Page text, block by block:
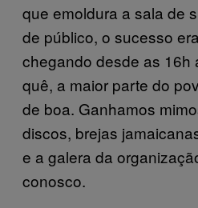
que emoldura a sala de
de público, o sucesso
chegando desde as 16h
quê, a maior parte do
de boa. Ganhamos
discos, brejas
e a galera da
conosco.